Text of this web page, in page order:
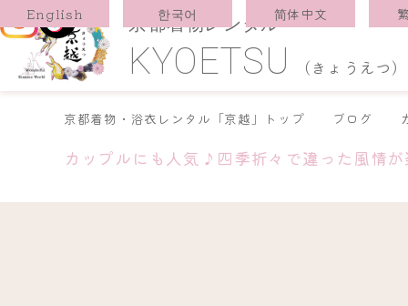
京都着物レンタル
KYOETSU (きょうえつ)
English 한국어 简体中文
京都着物・浴衣レンタル「京越」トップ ブログ
カップルにも人気♪四季折々で違った風情